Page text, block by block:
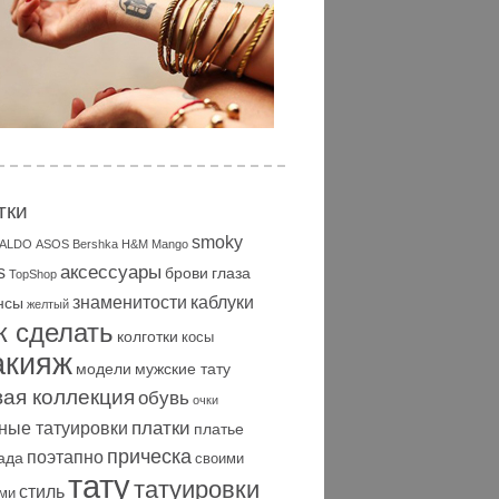
ALDO ASOS Bershka H&M Mango smoky
TopShop аксессуары брови глаза
желтый знаменитости каблуки
сделать колготки косы
модели мужские тату
коллекция обувь очки
татуировки платки платье
поэтапно прическа своими
стильтатутатуировки